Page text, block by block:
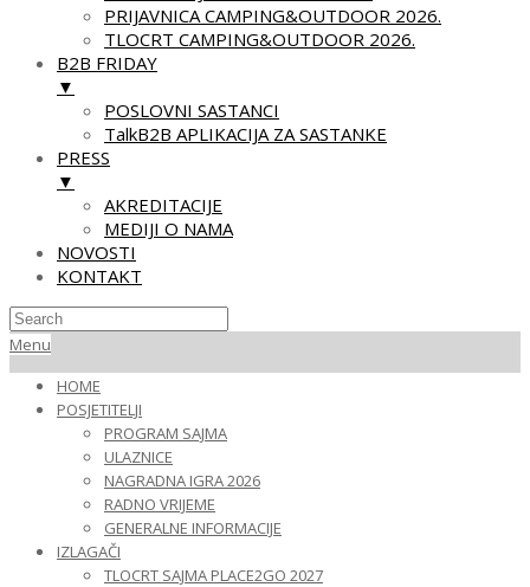
PRIJAVNICA CAMPING&OUTDOOR 2026.
TLOCRT CAMPING&OUTDOOR 2026.
B2B FRIDAY
▼
POSLOVNI SASTANCI
TalkB2B APLIKACIJA ZA SASTANKE
PRESS
▼
AKREDITACIJE
MEDIJI O NAMA
NOVOSTI
KONTAKT
Skip
content
Primary
Menu
Menu
HOME
POSJETITELJI
PROGRAM SAJMA
ULAZNICE
NAGRADNA IGRA 2026
RADNO VRIJEME
GENERALNE INFORMACIJE
IZLAGAČI
TLOCRT SAJMA PLACE2GO 2027